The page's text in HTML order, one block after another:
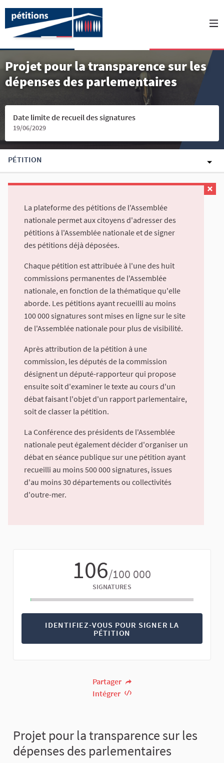
Projet pour la transparence sur les
dépenses des parlementaires
Date limite de recueil des signatures
19/06/2029
PÉTITION
La plateforme des pétitions de l'Assemblée
nationale permet aux citoyens d'adresser des
pétitions à l'Assemblée nationale et de signer
des pétitions déjà déposées.
Chaque pétition est attribuée à l'une des huit
commissions permanentes de l'Assemblée
nationale, en fonction de la thématique qu'elle
aborde. Les pétitions ayant recueilli au moins
100 000 signatures sont mises en ligne sur le site
de l'Assemblée nationale pour plus de visibilité.
Après attribution de la pétition à une
commission, les députés de la commission
désignent un député-rapporteur qui propose
ensuite soit d'examiner le texte au cours d'un
débat faisant l'objet d'un rapport parlementaire,
soit de classer la pétition.
La Conférence des présidents de l'Assemblée
nationale peut également décider d'organiser un
débat en séance publique sur une pétition ayant
recueilli au moins 500 000 signatures, issues
d'au moins 30 départements ou collectivités
d'outre-mer.
106/100 000
SIGNATURES
IDENTIFIEZ-VOUS POUR SIGNER LA
PÉTITION
Partager
Intégrer
Projet pour la transparence sur les
dépenses des parlementaires